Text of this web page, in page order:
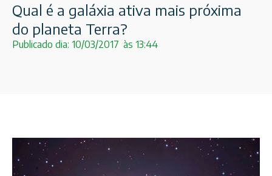
Qual é a galáxia ativa mais próxima
do planeta Terra?
Publicado dia: 10/03/2017 às 13:44